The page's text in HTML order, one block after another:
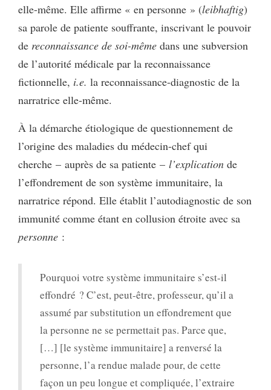
elle-même. Elle affirme « en personne » (leibhaftig)
sa parole de patiente souffrante, inscrivant le pouvoir
de reconnaissance de soi-même dans une subversion
de l’autorité médicale par la reconnaissance
fictionnelle, i.e. la reconnaissance-diagnostic de la
narratrice elle-même.
À la démarche étiologique de questionnement de
l’origine des maladies du médecin-chef qui
cherche – auprès de sa patiente – l’explication de
l’effondrement de son système immunitaire, la
narratrice répond. Elle établit l’autodiagnostic de son
immunité comme étant en collusion étroite avec sa
personne :
Pourquoi votre système immunitaire s’est-il
effondré ? C’est, peut-être, professeur, qu’il a
assumé par substitution un effondrement que
la personne ne se permettait pas. Parce que,
[…] [le système immunitaire] a renversé la
personne, l’a rendue malade pour, de cette
façon un peu longue et compliquée, l’extraire